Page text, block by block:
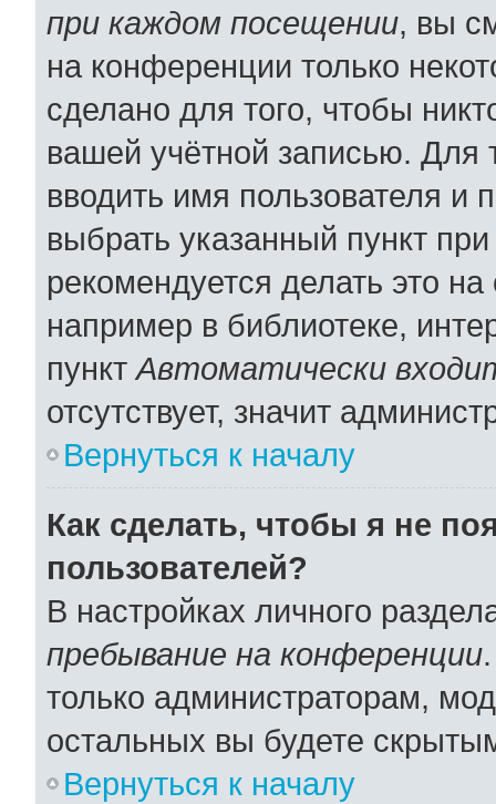
при каждом посещении, вы
на конференции только
сделано для того, чтобы
вашей учётной записью. Для
вводить имя пользователя
выбрать указанный пункт
рекомендуется делать это
например в библиотеке,
пунктАвтоматически
отсутствует, значит
Вернуться к началу
Как сделать, чтобы я не
пользователей?
В настройках личного
пребывание на конференции
только администраторам,
остальных вы будете
Вернуться к началу